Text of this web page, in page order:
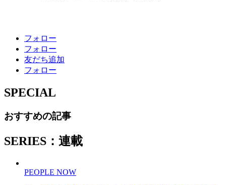
フォロー
フォロー
友だち追加
フォロー
SPECIAL
おすすめの記事
SERIES：連載
PEOPLE NOW